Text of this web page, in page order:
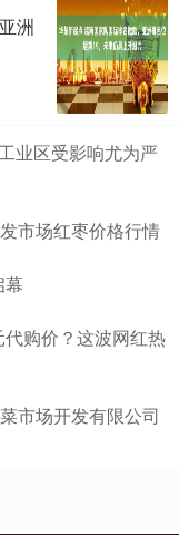
洲
业区受影响尤为严
市场红枣价格行情
幕
购价？这波网红热
市场开发有限公司